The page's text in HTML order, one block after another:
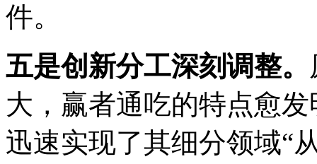
件。
五是创新分工深刻调整。
大，赢者通吃的特点愈
迅速实现了其细分领域“